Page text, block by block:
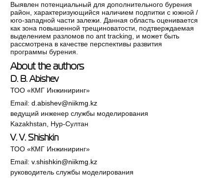
Выявлен потенциальный для дополнительного бурения
район, характеризующийся наличием подпитки с южной /
юго-западной части залежи. Данная область оценивается
как зона повышенной трещиноватости, подтверждаемая
выделением разломов по ant tracking, и может быть
рассмотрена в качестве перспективы развития
программы бурения.
About the authors
D. B. Abishev
ТОО «КМГ Инжиниринг»
Email:d.abishev@niikmg.kz
ведущий инженер службы моделирования
Kazakhstan, Нур-Султан
V. V. Shishkin
ТОО «КМГ Инжиниринг»
Email:v.shishkin@niikmg.kz
руководитель службы моделирования